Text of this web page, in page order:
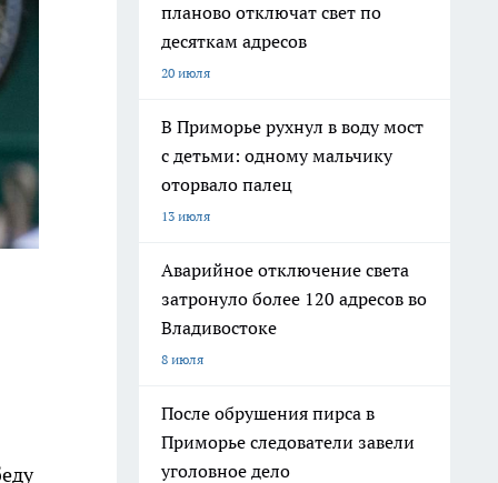
планово отключат свет по
десяткам адресов
20 июля
В Приморье рухнул в воду мост
с детьми: одному мальчику
оторвало палец
13 июля
Аварийное отключение света
затронуло более 120 адресов во
Владивостоке
8 июля
После обрушения пирса в
Приморье следователи завели
уголовное дело